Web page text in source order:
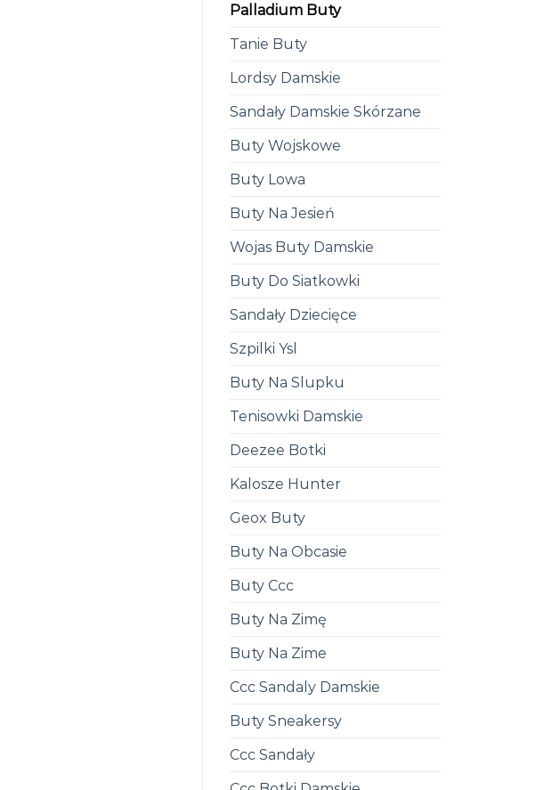
Palladium Buty
Tanie Buty
Lordsy Damskie
Sandały Damskie Skórzane
Buty Wojskowe
Buty Lowa
Buty Na Jesień
Wojas Buty Damskie
Buty Do Siatkowki
Sandały Dziecięce
Szpilki Ysl
Buty Na Slupku
Tenisowki Damskie
Deezee Botki
Kalosze Hunter
Geox Buty
Buty Na Obcasie
Buty Ccc
Buty Na Zimę
Buty Na Zime
Ccc Sandaly Damskie
Buty Sneakersy
Ccc Sandały